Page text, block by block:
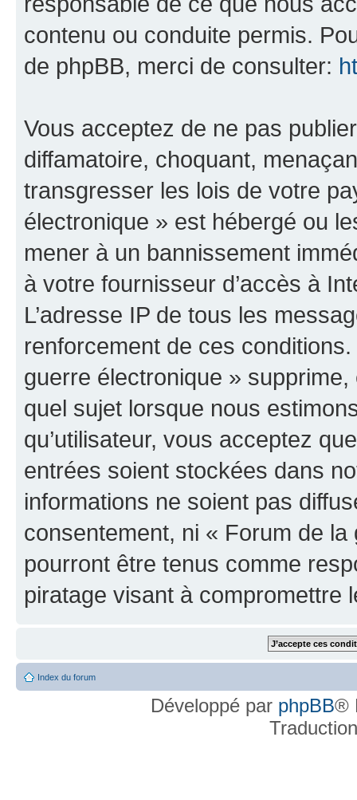
contenu ou conduite permis.
de phpBB, merci de consulter:
Vous acceptez de ne pas
diffamatoire, choquant,
transgresser les lois de votre
électronique » est hébergé ou
mener à un bannissement
à votre fournisseur d’accès à
L’adresse IP de tous les
renforcement de ces
guerre électronique »
quel sujet lorsque nous
qu’utilisateur, vous acceptez
entrées soient stockées dans
informations ne soient pas
consentement, ni « Forum de
pourront être tenus comme
piratage visant à compromettre
Index du forum
Développé par phpBB®